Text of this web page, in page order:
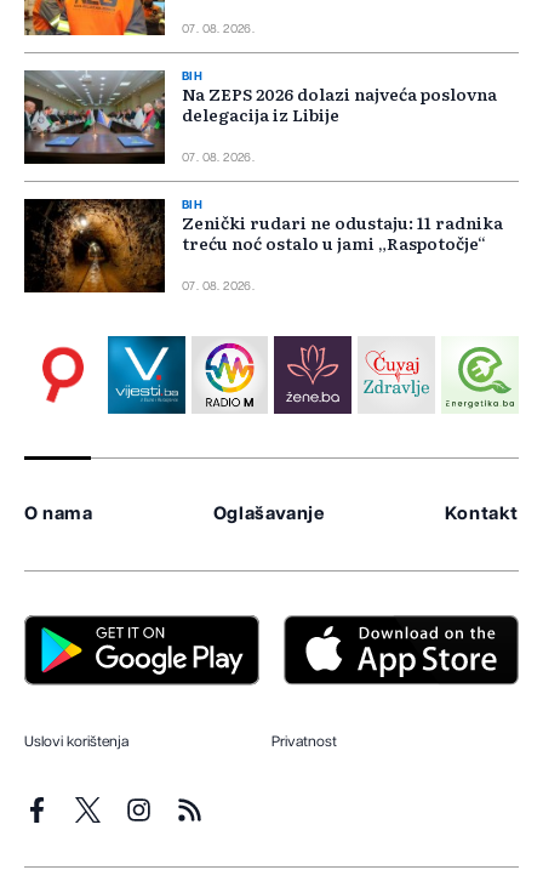
07. 08. 2026.
BIH
Na ZEPS 2026 dolazi najveća poslovna
delegacija iz Libije
07. 08. 2026.
BIH
Zenički rudari ne odustaju: 11 radnika
treću noć ostalo u jami „Raspotočje“
07. 08. 2026.
O nama Oglašavanje Kontakt
Uslovi korištenja Privatnost